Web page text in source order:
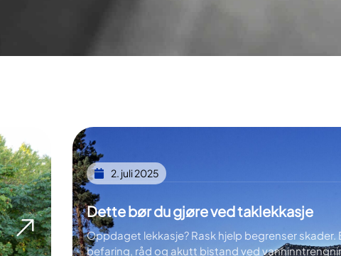
2. juli 2025
Dette bør du gjøre ved taklekkasje
Oppdaget lekkasje? Rask hjelp begrenser skader.
befaring, råd og akutt bistand ved